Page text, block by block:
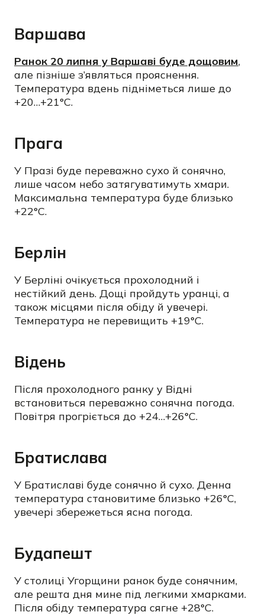
Варшава
Ранок 20 липня у Варшаві буде дощовим,
але пізніше з’являться прояснення.
Температура вдень підніметься лише до
+20…+21°C.
Прага
У Празі буде переважно сухо й сонячно,
лише часом небо затягуватимуть хмари.
Максимальна температура буде близько
+22°C.
Берлін
У Берліні очікується прохолодний і
нестійкий день. Дощі пройдуть уранці, а
також місцями після обіду й увечері.
Температура не перевищить +19°C.
Відень
Після прохолодного ранку у Відні
встановиться переважно сонячна погода.
Повітря прогріється до +24…+26°C.
Братислава
У Братиславі буде сонячно й сухо. Денна
температура становитиме близько +26°C,
увечері збережеться ясна погода.
Будапешт
У столиці Угорщини ранок буде сонячним,
але решта дня мине під легкими хмарками.
Після обіду температура сягне +28°C.